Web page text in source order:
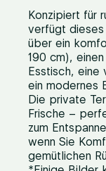
Konzipiert für
verfügt dieses
über ein
190 cm),
Esstisch,
ein modernes
Die private
Frische –
zum
wenn Sie
gemütlichen